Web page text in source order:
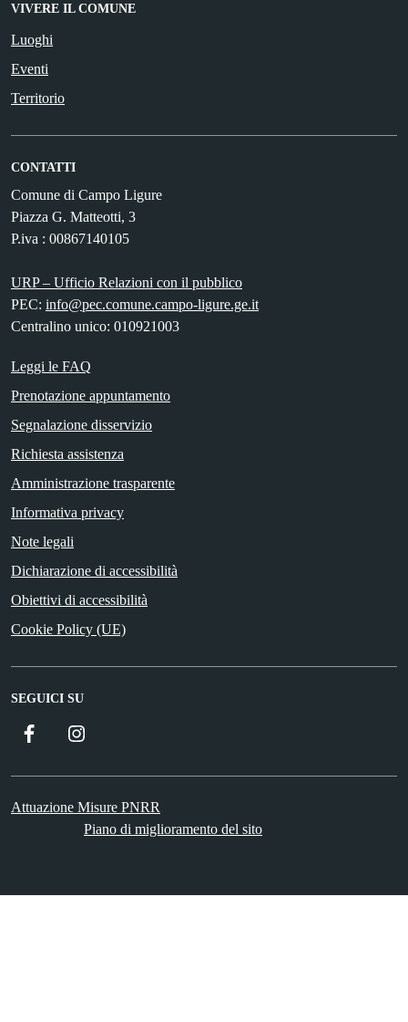
VIVERE IL COMUNE
Luoghi
Eventi
Territorio
CONTATTI
Comune di Campo Ligure
Piazza G. Matteotti, 3
P.iva : 00867140105
URP – Ufficio Relazioni con il pubblico
PEC: info@pec.comune.campo-ligure.ge.it
Centralino unico: 010921003
Leggi le FAQ
Prenotazione appuntamento
Segnalazione disservizio
Richiesta assistenza
Amministrazione trasparente
Informativa privacy
Note legali
Dichiarazione di accessibilità
Obiettivi di accessibilità
Cookie Policy (UE)
SEGUICI SU
Facebook
Attuazione Misure PNRR
Piano di miglioramento del sito